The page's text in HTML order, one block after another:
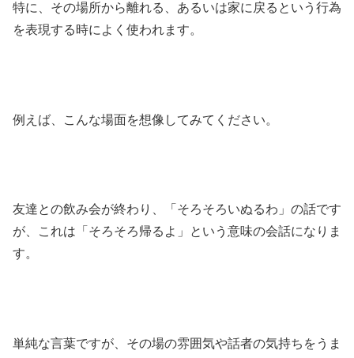
特に、その場所から離れる、あるいは家に戻るという行為
を表現する時によく使われます。
例えば、こんな場面を想像してみてください。
友達との飲み会が終わり、「そろそろいぬるわ」の話です
が、これは「そろそろ帰るよ」という意味の会話になりま
す。
単純な言葉ですが、その場の雰囲気や話者の気持ちをうま